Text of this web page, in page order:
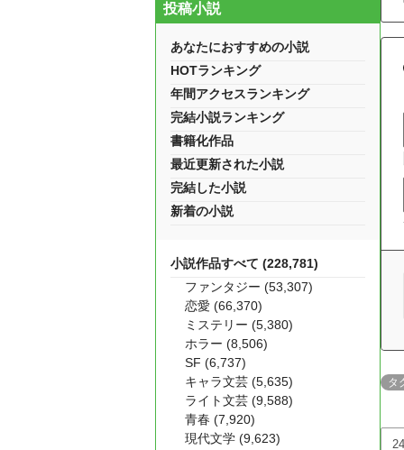
タ
投稿小説
あなたにおすすめの小説
HOTランキング
年間アクセスランキング
完結小説ランキング
書籍化作品
最近更新された小説
完結した小説
新着の小説
小説作品すべて (228,781)
ファンタジー (53,307)
恋愛 (66,370)
ミステリー (5,380)
ホラー (8,506)
SF (6,737)
キャラ文芸 (5,635)
ライト文芸 (9,588)
青春 (7,920)
現代文学 (9,623)